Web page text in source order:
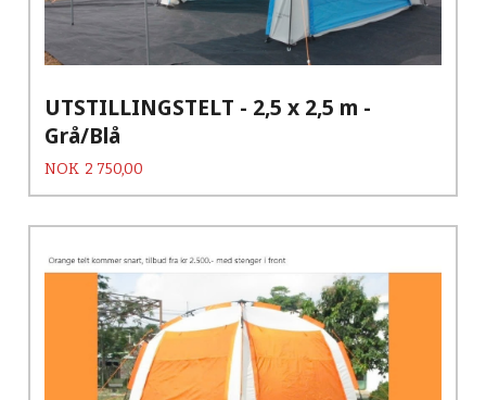
UTSTILLINGSTELT - 2,5 x 2,5 m -
Grå/Blå
Pris
NOK 2 750,00